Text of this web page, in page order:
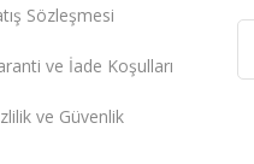
Sözleşmesi
ve İade Koşulları
ve Güvenlik